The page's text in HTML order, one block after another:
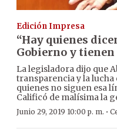
Edición Impresa
“Hay quienes
Gobierno y
La legisladora dijo que
transparencia y la
quienes no siguen esa
Calificó de malísima la
Junio 29, 2019 10:00 p. m. ·